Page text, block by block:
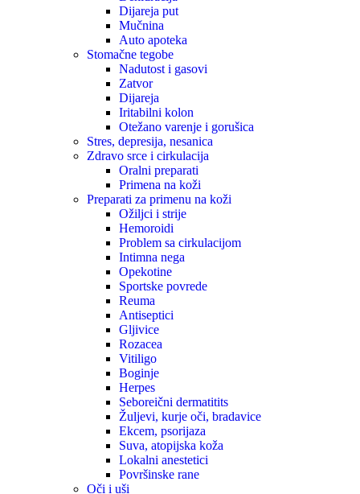
Dijareja put
Mučnina
Auto apoteka
Stomačne tegobe
Nadutost i gasovi
Zatvor
Dijareja
Iritabilni kolon
Otežano varenje i gorušica
Stres, depresija, nesanica
Zdravo srce i cirkulacija
Oralni preparati
Primena na koži
Preparati za primenu na koži
Ožiljci i strije
Hemoroidi
Problem sa cirkulacijom
Intimna nega
Opekotine
Sportske povrede
Reuma
Antiseptici
Gljivice
Rozacea
Vitiligo
Boginje
Herpes
Seboreični dermatitits
Žuljevi, kurje oči, bradavice
Ekcem, psorijaza
Suva, atopijska koža
Lokalni anestetici
Površinske rane
Oči i uši